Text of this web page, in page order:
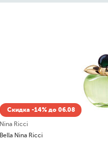
Скидка -14% до 06.08
Nina Ricci
Bella Nina Ricci